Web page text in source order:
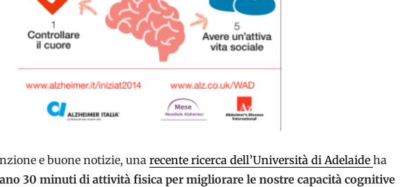
e buone notizie, una recente ricerca dell’Università di Adelaide ha
30 minuti di attività fisica per migliorare le nostre capacità cognitive